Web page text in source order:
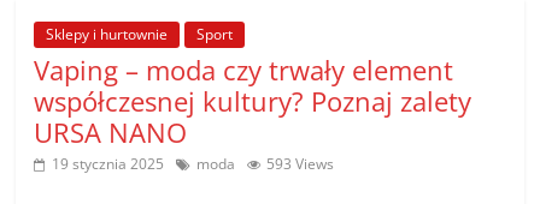
Sklepy i hurtownie Sport
Vaping – moda czy trwały element
współczesnej kultury? Poznaj zalety
URSA NANO
19 stycznia 2025 moda 593 Views